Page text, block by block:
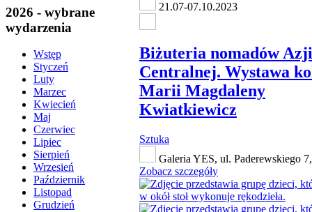
2026 - wybrane
wydarzenia
Wstęp
Styczeń
Luty
Marzec
Kwiecień
Maj
Czerwiec
Lipiec
Sierpień
Wrzesień
Październik
Listopad
Grudzień
21.07-07.10.2023
Biżuteria nomadów Azji
Centralnej. Wystawa
Marii Magdaleny
Kwiatkiewicz
Sztuka
Galeria YES, ul. Paderewskiego
Zobacz szczegóły